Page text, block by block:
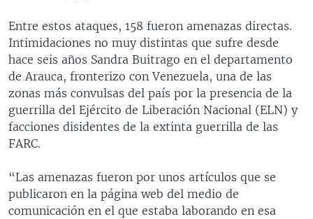
Entre estos ataques, 158 fueron amenazas directas.
Intimidaciones no muy distintas que sufre desde
hace seis años Sandra Buitrago en el departamento
de Arauca, fronterizo con Venezuela, una de las
zonas más convulsas del país por la presencia de la
guerrilla del Ejército de Liberación Nacional (ELN) y
facciones disidentes de la extinta guerrilla de las
FARC.
“Las amenazas fueron por unos artículos que se
publicaron en la página web del medio de
comunicación en el que estaba laborando en esa